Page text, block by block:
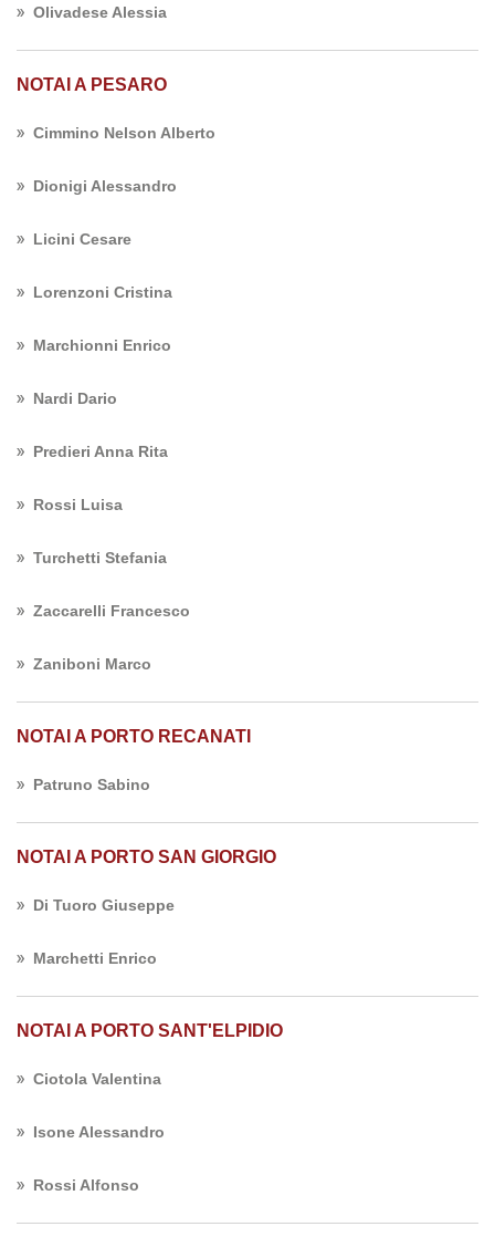
Olivadese Alessia
NOTAI A PESARO
Cimmino Nelson Alberto
Dionigi Alessandro
Licini Cesare
Lorenzoni Cristina
Marchionni Enrico
Nardi Dario
Predieri Anna Rita
Rossi Luisa
Turchetti Stefania
Zaccarelli Francesco
Zaniboni Marco
NOTAI A PORTO RECANATI
Patruno Sabino
NOTAI A PORTO SAN GIORGIO
Di Tuoro Giuseppe
Marchetti Enrico
NOTAI A PORTO SANT'ELPIDIO
Ciotola Valentina
Isone Alessandro
Rossi Alfonso